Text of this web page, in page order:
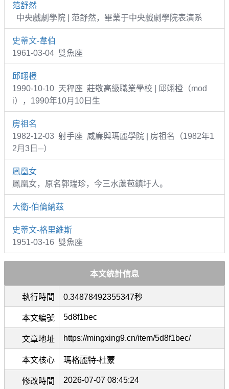
范舒然
中央戲劇學院 | 范舒然，畢業于中央戲劇學院表演系
史蒂文-韋伯
1961-03-04 雙魚座
邱翊橙
1990-10-10 天秤座 莊敬高級職業學校 | 邱翊橙（mod
i），1990年10月10日生
房祖名
1982-12-03 射手座 威廉與瑪麗學院 | 房祖名（1982年1
2月3日─）
鳳凰女
鳳凰女，原名郭瑞珍，今三水蘆苞鎮圩人。
大衛-伯倫納茲
史蒂文-格里維斯
1951-03-16 雙魚座
本文統計信息
執行時間 0.34878492355347秒
本文編號 5d8f1bec
文章地址 https://mingxing9.cn/item/5d8f1bec/
本文核心 瑪格麗特-杜蒙
修改時間 2026-07-07 08:45:24